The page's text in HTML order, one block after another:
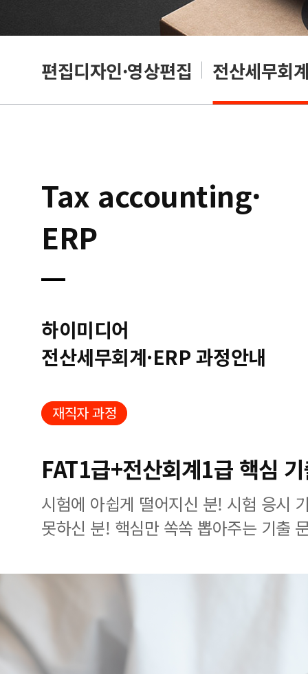
편집디자인·영상편집 전산세무회
Tax accounting·
ERP
하이미디어
전산세무회계·ERP 과정안내
재직자 과정
FAT1급+전산회계1급 핵심
시험에 아쉽게 떨어지신 분! 시험 응시
못하신 분! 핵심만 쏙쏙 뽑아주는 기출